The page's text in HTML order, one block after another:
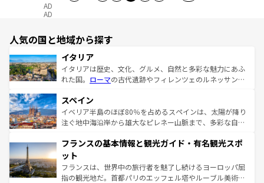
AD
AD
人気の国と地域から探す
イタリア
イタリアは歴史、文化、グルメ、自然と多彩な魅力にあふ
れた国。 ローマの古代遺跡やフィレンツェのルネッサンス
ろん、トスカーナの美しい田園風景やアマルフィ海岸の絶
景など、自然景観も見逃せない。観光の合間には、本場の
ピザやパスタなど、絶品のイタリア料理を堪能することも
ませてくれるイタリアで、忘れられない旅をしてみよう！
なお、新着のイタリア情報は
しい。
スペイン
イベリア半島のほぼ80％を占めるスペインは、太陽が降り
注ぐ地中海沿岸から雄大なピレネー山脈まで、多彩な自然
文化が根付くこの国では、情熱的なフラメンコ、熱気あふ
れる闘牛、そして美味しいタパスが生活の一部となってい
る。首都マドリードの洗練された雰囲気や、バルセロナの
アートに溢れた街角から、地方では古代ローマ遺跡や中世
フランスの基本情報と観光ガイド・有名観光スポ
ット
フランスは、世界中の旅行者を魅了し続けるヨーロッパ屈
指の観光地だ。首都パリのエッフェル塔やルーブル美術館